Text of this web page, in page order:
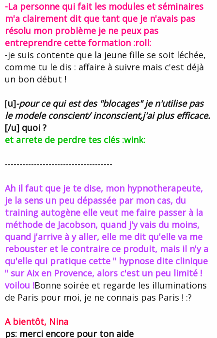
-La personne qui fait les modules et séminaires
m'a clairement dit que tant que je n'avais pas
résolu mon problème je ne peux pas
entreprendre cette formation :roll:
-je suis contente que la jeune fille se soit léchée,
comme tu le dis : affaire à suivre mais c'est déjà
un bon début !
[u]-pour ce qui est des "blocages" je n'utilise pas
le modele conscient/ inconscient,j'ai plus efficace.
[/u] quoi ?
et arrete de perdre tes clés :wink:
-------------------------------------
Ah il faut que je te dise, mon hypnotherapeute,
je la sens un peu dépassée par mon cas, du
training autogène elle veut me faire passer à la
méthode de Jacobson, quand j'y vais du moins,
quand j'arrive à y aller, elle me dit qu'elle va me
rebouster et le contraire ce produit, mais il n'y a
qu'elle qui pratique cette " hypnose dite clinique
" sur Aix en Provence, alors c'est un peu limité !
voilou !Bonne soirée et regarde les illuminations
de Paris pour moi, je ne connais pas Paris ! :?
A bientôt, Nina
ps: merci encore pour ton aide